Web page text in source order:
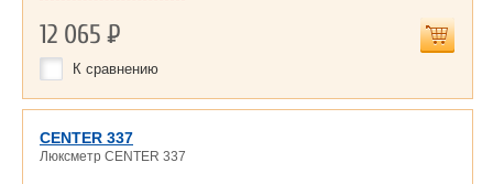
12 065Р
К сравнению
CENTER 337
Люксметр CENTER 337